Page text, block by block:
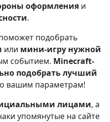
оформления и
.
подобрать
или мини-игру нужной
событием. Minecraft-
подобрать лучший
вашим параметрам!
лицами, а
упомянутые на сайте